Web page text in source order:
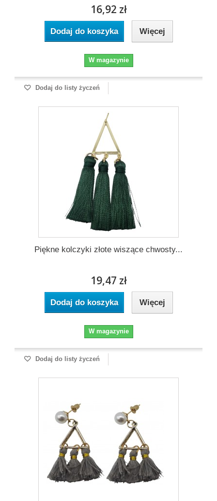
16,92 zł
Dodaj do koszyka Więcej
W magazynie
Dodaj do listy życzeń
Piękne kolczyki złote wiszące chwosty...
19,47 zł
Dodaj do koszyka Więcej
W magazynie
Dodaj do listy życzeń